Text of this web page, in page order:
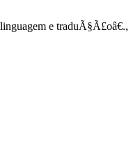
e traduÃ§Ã£oâ€.,